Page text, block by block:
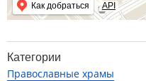
Как добраться API
Категории
Православные храмы